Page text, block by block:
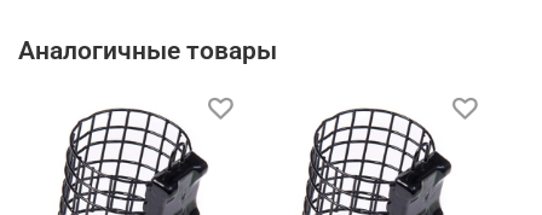
Аналогичные товары